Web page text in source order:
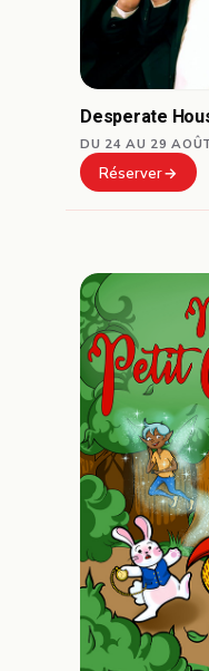
Desperate
DU 24 AU 29
Réserver